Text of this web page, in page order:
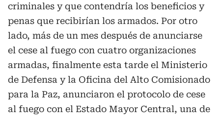
criminales y que contendría los beneficios y
penas que recibirían los armados. Por otro
lado, más de un mes después de anunciarse
el cese al fuego con cuatro organizaciones
armadas, finalmente esta tarde el Ministerio
de Defensa y la Oficina del Alto Comisionado
para la Paz, anunciaron el protocolo de cese
al fuego con el Estado Mayor Central, una de